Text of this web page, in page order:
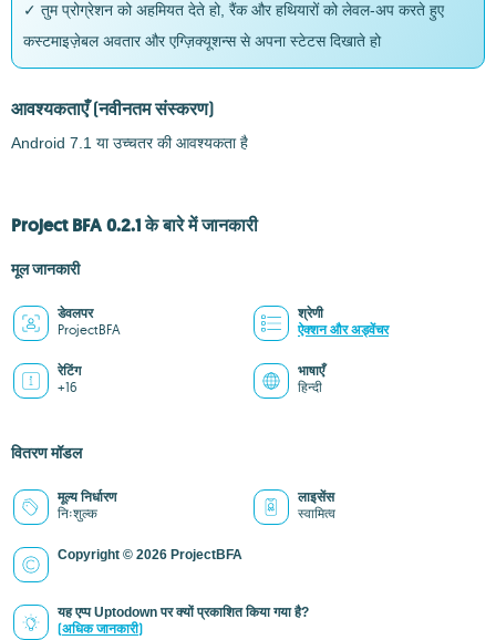
✓ तुम प्रोग्रेशन को अहमियत देते हो, रैंक और हथियारों को लेवल-अप करते हुए
कस्टमाइज़ेबल अवतार और एग्ज़िक्यूशन्स से अपना स्टेटस दिखाते हो
आवश्यकताएँ(नवीनतम संस्करण)
Android 7.1 या उच्चतर की आवश्यकता है
Project BFA 0.2.1 के बारे में जानकारी
मूल जानकारी
डेवलपर
ProjectBFA
श्रेणी
ऐक्शन और अड्वेंचर
रेटिंग
+16
भाषाएँ
हिन्दी
वितरण मॉडल
मूल्य निर्धारण
निःशुल्क
लाइसेंस
स्वामित्व
Copyright © 2026 ProjectBFA
यह एप्प Uptodown पर क्यों प्रकाशित किया गया है?
(अधिक जानकारी)